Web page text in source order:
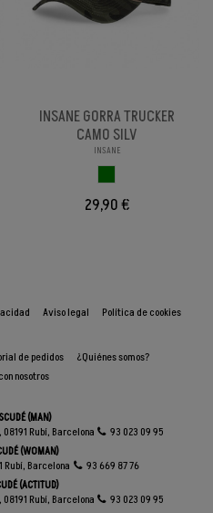
INSANE GORRA TRUCKER
CAMO SILV
INSANE
29,90 €
Aviso legal Política de cookies
de pedidos
¿Quiénes somos?
nosotros
(MAN)
Rubí, Barcelona
93 023 09 95
(WOMAN)
Rubí, Barcelona
93 669 87 76
(ACTITUD)
Rubí, Barcelona
93 023 09 95